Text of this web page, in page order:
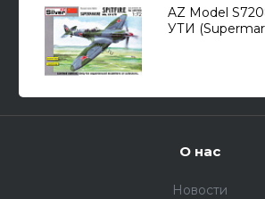
AZ Model
УТИ
О нас
Новости